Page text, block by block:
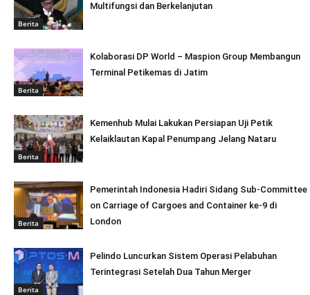
Berita
Multifungsi dan Berkelanjutan
Berita
Kolaborasi DP World – Maspion Group Membangun
Terminal Petikemas di Jatim
Berita
Kemenhub Mulai Lakukan Persiapan Uji Petik
Kelaiklautan Kapal Penumpang Jelang Nataru
Berita
Pemerintah Indonesia Hadiri Sidang Sub-Committee
on Carriage of Cargoes and Container ke-9 di
London
Berita
Pelindo Luncurkan Sistem Operasi Pelabuhan
Terintegrasi Setelah Dua Tahun Merger